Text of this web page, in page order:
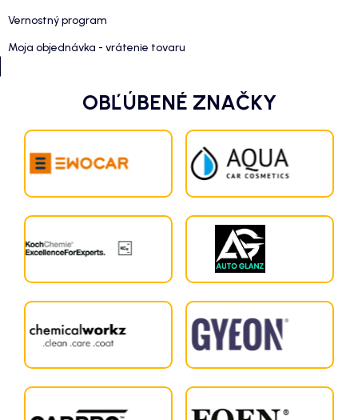
Vernostný program
Moja objednávka - vrátenie tovaru
OBĽÚBENÉ ZNAČKY